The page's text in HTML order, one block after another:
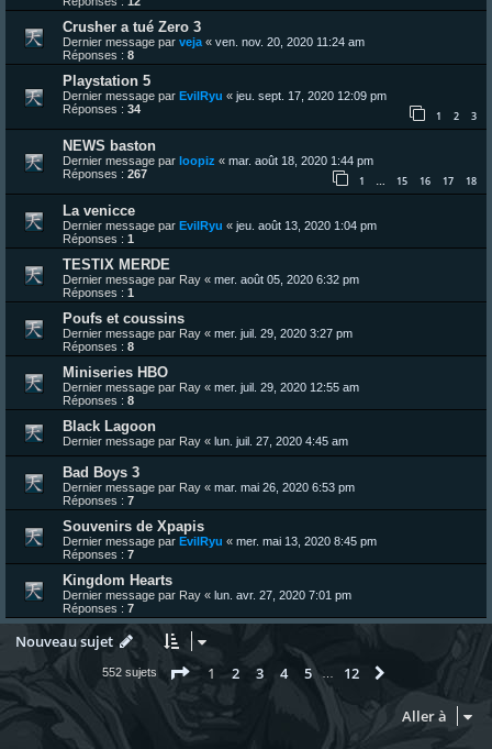
Crusher a tué Zero 3
Dernier message par veja « ven. nov. 20, 2020 11:24 am
Réponses : 8
Playstation 5
Dernier message par EvilRyu « jeu. sept. 17, 2020 12:09 pm
Réponses : 34 1 2 3
NEWS baston
Dernier message par loopiz « mar. août 18, 2020 1:44 pm
Réponses : 267 1 … 15 16 17 18
La venicce
Dernier message par EvilRyu « jeu. août 13, 2020 1:04 pm
Réponses : 1
TESTIX MERDE
Dernier message par Ray « mer. août 05, 2020 6:32 pm
Réponses : 1
Poufs et coussins
Dernier message par Ray « mer. juil. 29, 2020 3:27 pm
Réponses : 8
Miniseries HBO
Dernier message par Ray « mer. juil. 29, 2020 12:55 am
Réponses : 8
Black Lagoon
Dernier message par Ray « lun. juil. 27, 2020 4:45 am
Bad Boys 3
Dernier message par Ray « mar. mai 26, 2020 6:53 pm
Réponses : 7
Souvenirs de Xpapis
Dernier message par EvilRyu « mer. mai 13, 2020 8:45 pm
Réponses : 7
Kingdom Hearts
Dernier message par Ray « lun. avr. 27, 2020 7:01 pm
Réponses : 7
Nouveau sujet
552 sujets Page 1sur12
1 2 3 4 5 12
Aller à